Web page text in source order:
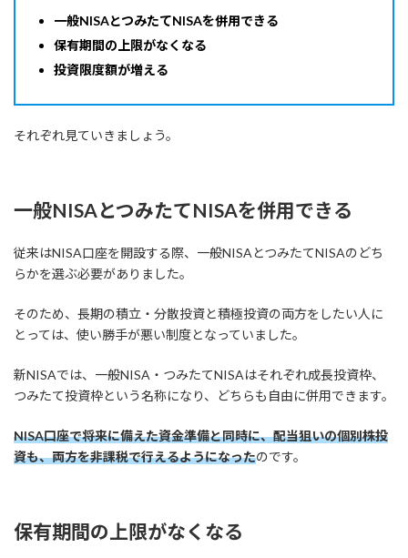
一般NISAとつみたてNISAを併用できる
保有期間の上限がなくなる
投資限度額が増える
それぞれ見ていきましょう。
一般NISAとつみたてNISAを併用できる
従来はNISA口座を開設する際、一般NISAとつみたてNISAのどち
らかを選ぶ必要がありました。
そのため、長期の積立・分散投資と積極投資の両方をしたい人に
とっては、使い勝手が悪い制度となっていました。
新NISAでは、一般NISA・つみたてNISAはそれぞれ成長投資枠、
つみたて投資枠という名称になり、どちらも自由に併用できます。
NISA口座で将来に備えた資金準備と同時に、配当狙いの個別株投
資も、両方を非課税で行えるようになったのです。
保有期間の上限がなくなる